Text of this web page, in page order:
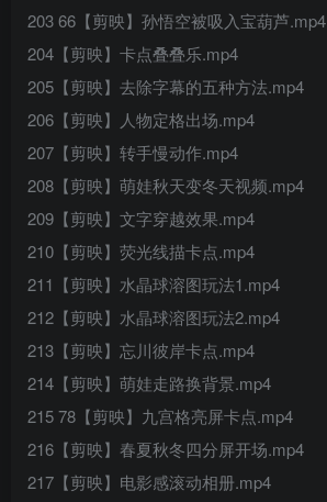
203 66【剪映】孙悟空被吸入宝葫芦.mp4
204【剪映】卡点叠叠乐.mp4
205【剪映】去除字幕的五种方法.mp4
206【剪映】人物定格出场.mp4
207【剪映】转手慢动作.mp4
208【剪映】萌娃秋天变冬天视频.mp4
209【剪映】文字穿越效果.mp4
210【剪映】荧光线描卡点.mp4
211【剪映】水晶球溶图玩法1.mp4
212【剪映】水晶球溶图玩法2.mp4
213【剪映】忘川彼岸卡点.mp4
214【剪映】萌娃走路换背景.mp4
215 78【剪映】九宫格亮屏卡点.mp4
216【剪映】春夏秋冬四分屏开场.mp4
217【剪映】电影感滚动相册.mp4